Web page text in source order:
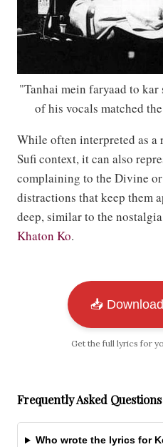
"Tanhai mein faryaad to
of his vocals matched
While often interpreted as
Sufi context, it can also
complaining to the Divine
distractions that keep them
deep, similar to the
Khaton Ko.
📥
Get the full lyrics for
Frequently Asked Questions
Who wrote the lyrics for